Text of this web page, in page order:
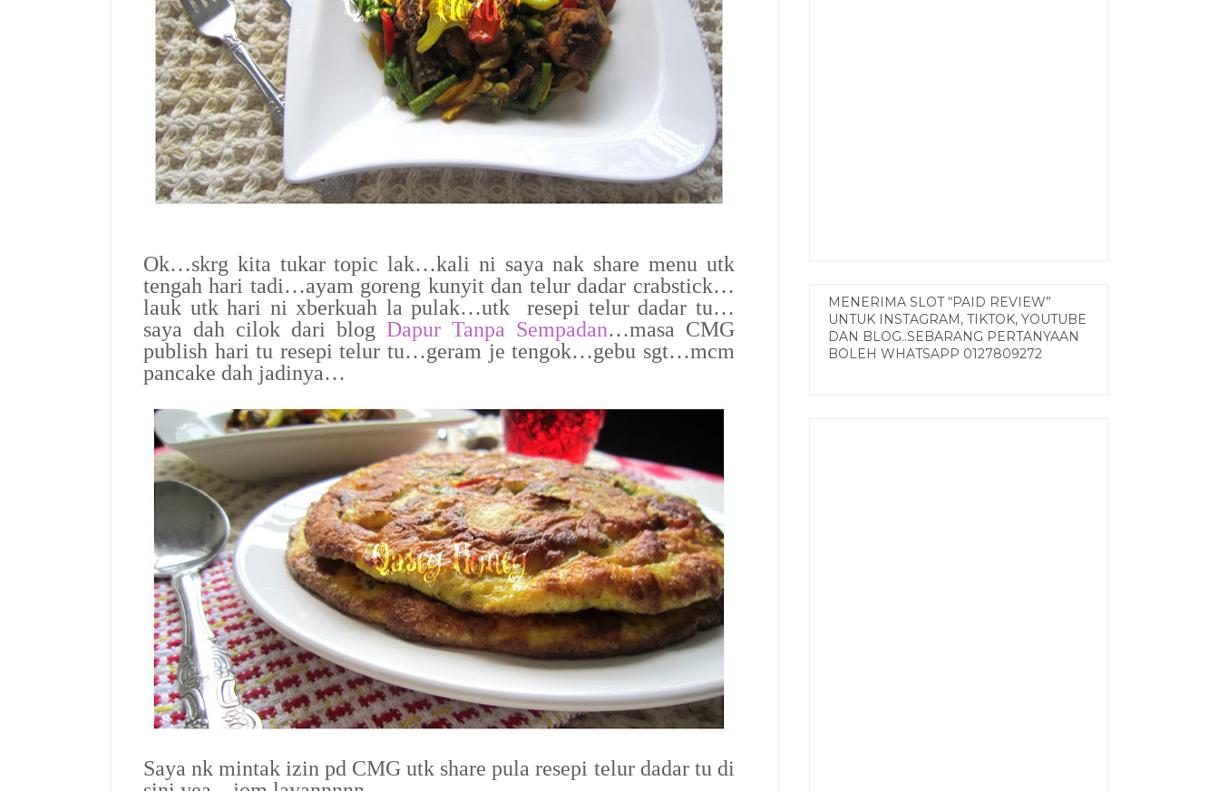
Ok…skrg kita tukar topic lak…kali ni saya nak share menu utk
tengah hari tadi…ayam goreng kunyit dan telur dadar crabstick…
lauk utk hari ni xberkuah la pulak…utk resepi telur dadar tu…
saya dah cilok dari blog Dapur Tanpa Sempadan…masa CMG
publish hari tu resepi telur tu…geram je tengok…gebu sgt…mcm
pancake dah jadinya…
Saya nk mintak izin pd CMG utk share pula resepi telur dadar tu di
MENERIMA SLOT “PAID REVIEW”
UNTUK INSTAGRAM, TIKTOK, YOUTUBE
DAN BLOG..SEBARANG PERTANYAAN
BOLEH WHATSAPP 0127809272